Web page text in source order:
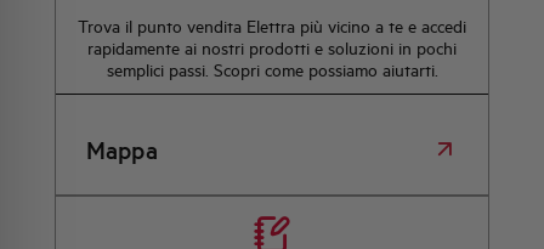
Trova il punto vendita Elettra più vicino a te e accedi
rapidamente ai nostri prodotti e soluzioni in pochi
semplici passi. Scopri come possiamo aiutarti.
Mappa